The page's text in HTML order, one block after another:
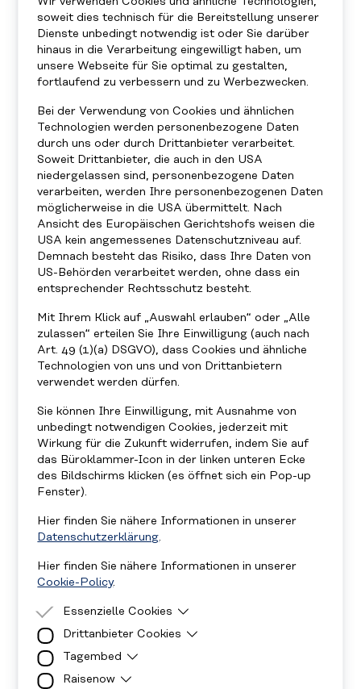
soweit dies technisch für die Bereitstellung unserer
Dienste unbedingt notwendig ist oder Sie darüber
hinaus in die Verarbeitung eingewilligt haben, um
unsere Webseite für Sie optimal zu gestalten,
fortlaufend zu verbessern und zu Werbezwecken.
Bei der Verwendung von Cookies und ähnlichen
Technologien werden personenbezogene Daten
durch uns oder durch Drittanbieter verarbeitet.
Soweit Drittanbieter, die auch in den USA
niedergelassen sind, personenbezogene Daten
verarbeiten, werden Ihre personenbezogenen Daten
möglicherweise in die USA übermittelt. Nach
Ansicht des Europäischen Gerichtshofs weisen die
USA kein angemessenes Datenschutzniveau auf.
Demnach besteht das Risiko, dass Ihre Daten von
US-Behörden verarbeitet werden, ohne dass ein
entsprechender Rechtsschutz besteht.
Mit Ihrem Klick auf „Auswahl erlauben“ oder „Alle
zulassen“ erteilen Sie Ihre Einwilligung (auch nach
Art. 49 (1)(a) DSGVO), dass Cookies und ähnliche
Technologien von uns und von Drittanbietern
verwendet werden dürfen.
Sie können Ihre Einwilligung, mit Ausnahme von
unbedingt notwendigen Cookies, jederzeit mit
Wirkung für die Zukunft widerrufen, indem Sie auf
das Büroklammer-Icon in der linken unteren Ecke
des Bildschirms klicken (es öffnet sich ein Pop-up
Fenster).
Hier finden Sie nähere Informationen in unserer
Datenschutzerklärung.
Hier finden Sie nähere Informationen in unserer
Cookie-Policy.
Essenzielle Cookies
Essenzielle Cookies sind Cookies, welche für
die ordnungsgemäße Funktion der Website
Drittanbieter Cookies
Drittanbieter Cookies sind Cookies, die
Drittanbieter-Software setzt, um Funktionen
Tagembed
Diese Cookies sind für die Anzeige der Social-
Raisenow
SINDBAD
STANDORT
SALZBURG